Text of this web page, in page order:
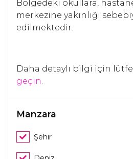
Bölgedeki okullara,
merkezine yakınlığı
edilmektedir.
Daha detaylı bilgi için
geçin.
Manzara
Şehir